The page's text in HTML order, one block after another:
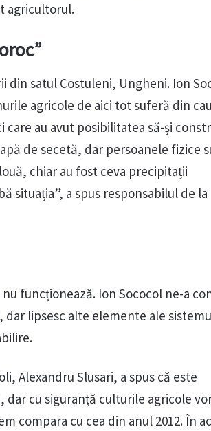
agricultorul.
din satul Costuleni, Ungheni. Ion
agricole de aici tot suferă din
au avut posibilitatea să-și
de secetă, dar persoanele fizice
chiar au fost ceva precipitații
situația”, a spus responsabilul de la
funcționează. Ion Sococol ne-a
lipsesc alte elemente ale
Alexandru Slusari, a spus că este
cu siguranță culturile agricole
compara cu cea din anul 2012. În